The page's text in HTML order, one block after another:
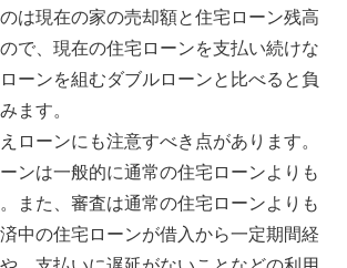
は現在の家の売却額と住宅ローン残高
で、現在の住宅ローンを支払い続けな
ーンを組むダブルローンと比べると負
ます。
ローンにも注意すべき点があります。
ンは一般的に通常の住宅ローンよりも
また、審査は通常の住宅ローンよりも
中の住宅ローンが借入から一定期間経